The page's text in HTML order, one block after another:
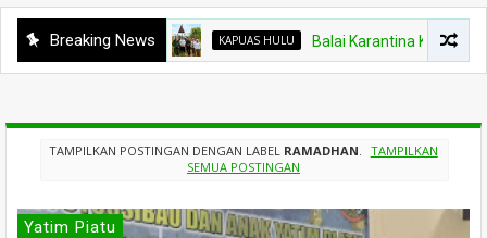
Breaking News KAPUAS HULU Balai Karantina Kalbar Tinjau
TAMPILKAN POSTINGAN DENGAN LABEL RAMADHAN. TAMPILKAN
SEMUA POSTINGAN
Yatim Piatu